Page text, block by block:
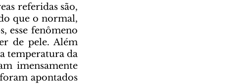
que o normal,
esse fenômeno
de pele. Além
temperatura da
imensamente
apontados